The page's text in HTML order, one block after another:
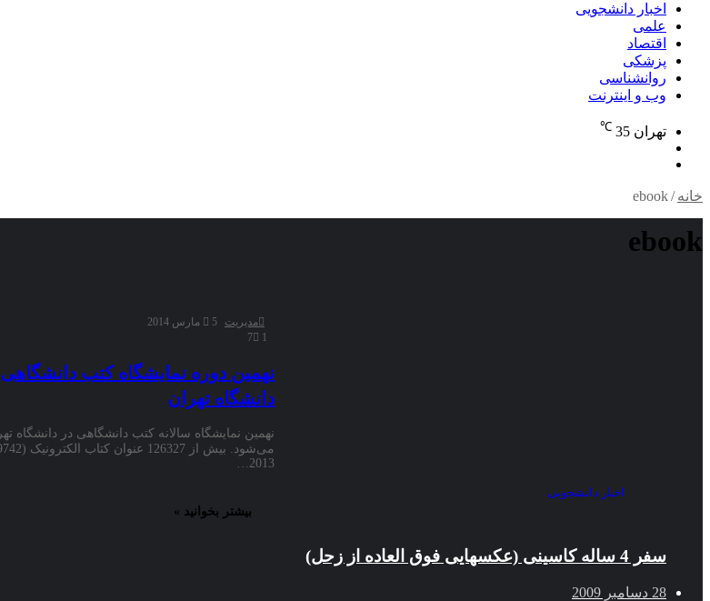
اخبار دانشجویی
علمی
اقتصاد
پزشکی
روانشناسی
وب و اینترنت
تهران 35
℃
خانه /
ebook
ebook
اخبار دانشجویی
مدیریت
5 مارس 2014
1
7
نهمین دوره نمایشگاه کتب دانشگاهی
دانشگاه تهران
نهمین نمایشگاه سالانه کتب دانشگاهی در دانشگاه
2013…
بیشتر بخوانید »
سفر 4 ساله کاسینی (عکسهایی فوق العاده از زحل)
28 دسامبر 2009